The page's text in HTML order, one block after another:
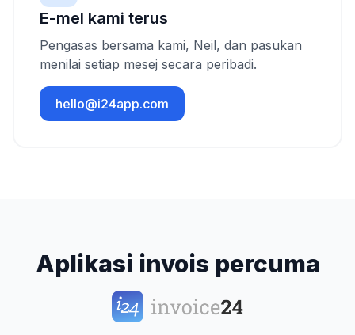
E-mel kami terus
Pengasas bersama kami, Neil, dan pasukan
menilai setiap mesej secara peribadi.
hello@i24app.com
Aplikasi invois percuma